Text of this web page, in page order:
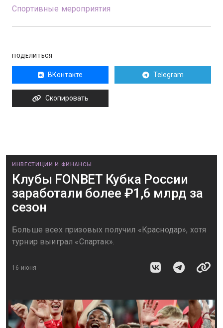
Спортивные мероприятия
ПОДЕЛИТЬСЯ
ВКонтакте Telegram
Скопировать
ИНВЕСТИЦИИ И ФИНАНСЫ
Клубы FONBET Кубка России
заработали более ₽1,6 млрд за
сезон
Больше всех призовых получил «Краснодар», хотя
турнир выиграл «Спартак».
16 июня